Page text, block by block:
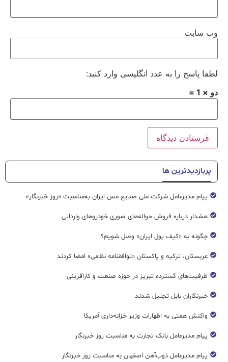
وب‌ سایت
لطفا پاسخ را به عدد انگلیسی وارد کنید:
دو × 1 =
پربازدیدترین ها
پیام مدیرعامل شرکت ملی صنایع مس ایران به‌مناسبت «روز خبرنگار»
هشدار درباره فروش حواله‌های صوری خودروهای وارداتی
چگونه به «کیف پول ایران» وصل شویم؟
عربستان، ترکیه و پاکستان «توافقنامه نظامی» امضا کردند
ظرفیت‌های گسترده‌ تبریز در حوزه صنعت و کارآفرینی
خبرنگاران بابل تجلیل شدند
واکنش همتی به اظهارات وزیر خزانه‌داری آمریکا
پیام مدیرعامل بانک تجارت به مناسبت روز خبرنگار
پیام مدیرعامل ذوب‌آهن اصفهان به مناسبت روز خبرنگار